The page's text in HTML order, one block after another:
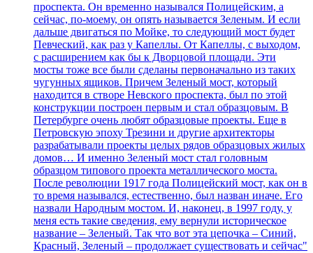
проспекта. Он временно назывался Полицейским, а
сейчас, по-моему, он опять называется Зеленым. И если
дальше двигаться по Мойке, то следующий мост будет
Певческий, как раз у Капеллы. От Капеллы, с выходом,
с расширением как бы к Дворцовой площади. Эти
мосты тоже все были сделаны первоначально из таких
чугунных ящиков. Причем Зеленый мост, который
находится в створе Невского проспекта, был по этой
конструкции построен первым и стал образцовым. В
Петербурге очень любят образцовые проекты. Еще в
Петровскую эпоху Трезини и другие архитекторы
разрабатывали проекты целых рядов образцовых жилых
домов… И именно Зеленый мост стал головным
образцом типового проекта металлического моста.
После революции 1917 года Полицейский мост, как он в
то время назывался, естественно, был назван иначе. Его
назвали Народным мостом. И, наконец, в 1997 году, у
меня есть такие сведения, ему вернули историческое
название – Зеленый. Так что вот эта цепочка – Синий,
Красный, Зеленый – продолжает существовать и сейчас"